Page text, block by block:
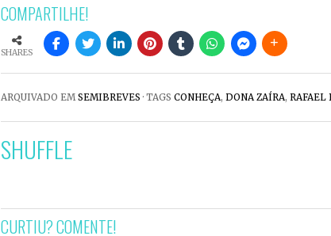
COMPARTILHE!
SHARES
ARQUIVADO EMSEMIBREVES · TAGS CONHEÇA, DONA ZAÍRA, RAFAEL
SHUFFLE
CURTIU? COMENTE!